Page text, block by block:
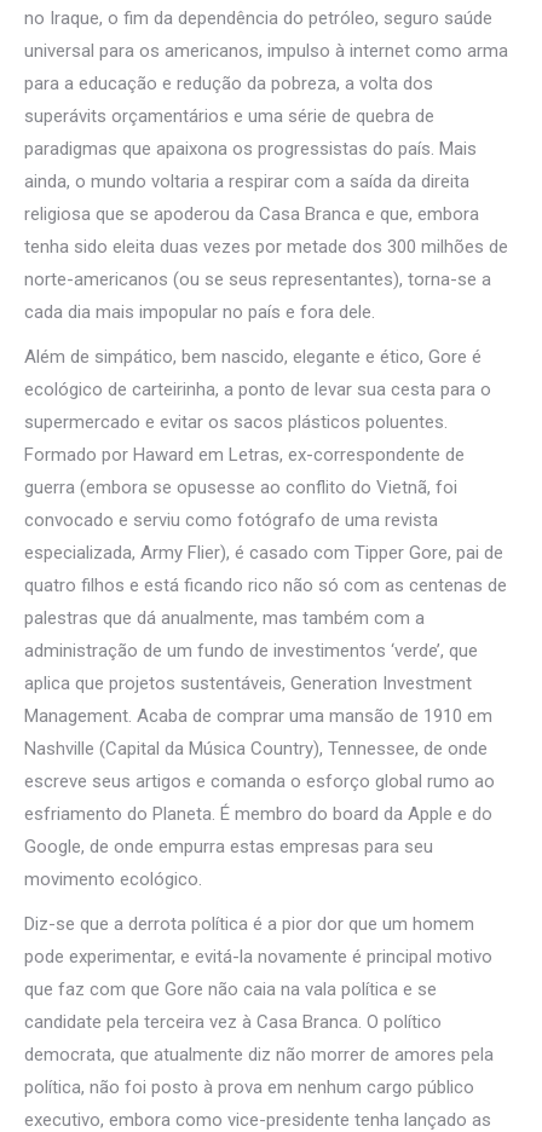
no Iraque, o fim da dependência do petróleo, seguro saúde
universal para os americanos, impulso à internet como arma
para a educação e redução da pobreza, a volta dos
superávits orçamentários e uma série de quebra de
paradigmas que apaixona os progressistas do país. Mais
ainda, o mundo voltaria a respirar com a saída da direita
religiosa que se apoderou da Casa Branca e que, embora
tenha sido eleita duas vezes por metade dos 300 milhões de
norte-americanos (ou se seus representantes), torna-se a
cada dia mais impopular no país e fora dele.
Além de simpático, bem nascido, elegante e ético, Gore é
ecológico de carteirinha, a ponto de levar sua cesta para o
supermercado e evitar os sacos plásticos poluentes.
Formado por Haward em Letras, ex-correspondente de
guerra (embora se opusesse ao conflito do Vietnã, foi
convocado e serviu como fotógrafo de uma revista
especializada, Army Flier), é casado com Tipper Gore, pai de
quatro filhos e está ficando rico não só com as centenas de
palestras que dá anualmente, mas também com a
administração de um fundo de investimentos ‘verde’, que
aplica que projetos sustentáveis, Generation Investment
Management. Acaba de comprar uma mansão de 1910 em
Nashville (Capital da Música Country), Tennessee, de onde
escreve seus artigos e comanda o esforço global rumo ao
esfriamento do Planeta. É membro do board da Apple e do
Google, de onde empurra estas empresas para seu
movimento ecológico.
Diz-se que a derrota política é a pior dor que um homem
pode experimentar, e evitá-la novamente é principal motivo
que faz com que Gore não caia na vala política e se
candidate pela terceira vez à Casa Branca. O político
democrata, que atualmente diz não morrer de amores pela
política, não foi posto à prova em nenhum cargo público
executivo, embora como vice-presidente tenha lançado as